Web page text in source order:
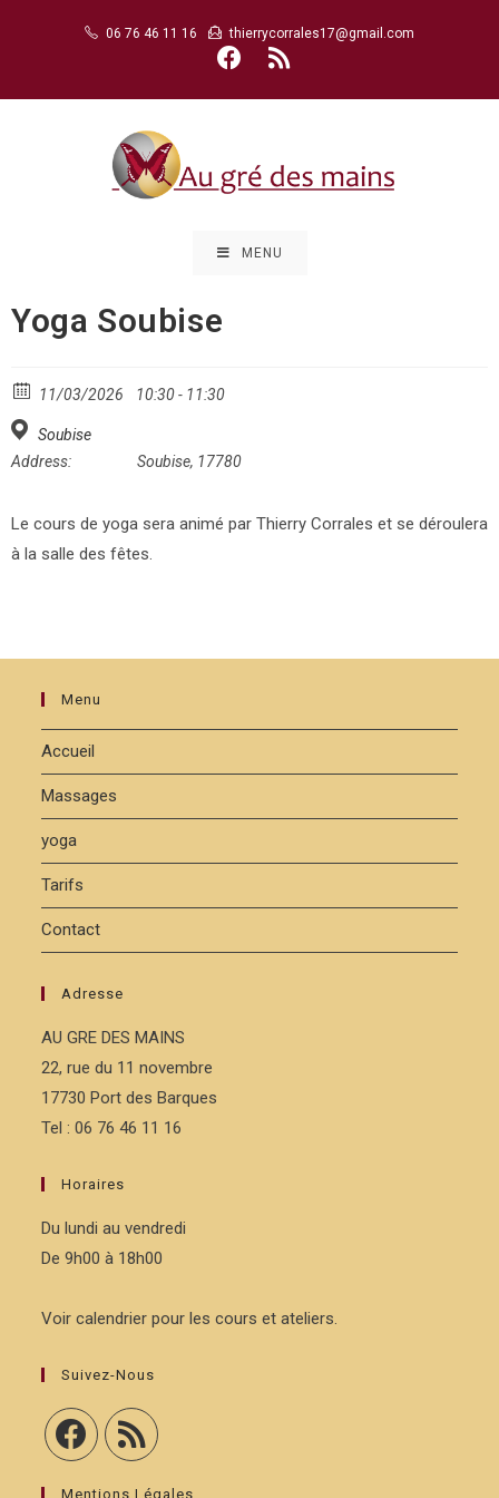
06 76 46 11 16 thierrycorrales17@gmail.com
MENU
Yoga Soubise
11/03/2026 10:30 - 11:30
Soubise
Address:
Soubise, 17780
Le cours de yoga sera animé par Thierry Corrales et se déroulera
à la salle des fêtes.
Menu
Accueil
Massages
yoga
Tarifs
Contact
Adresse
AU GRE DES MAINS
22, rue du 11 novembre
17730 Port des Barques
Tel : 06 76 46 11 16
Horaires
Du lundi au vendredi
De 9h00 à 18h00
Voir calendrier pour les cours et ateliers.
Suivez-Nous
Mentions Légales